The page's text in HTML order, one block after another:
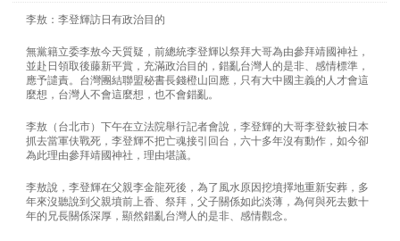
李敖：李登輝訪日有政治目的
無黨籍立委李敖今天質疑，前總統李登輝以祭拜大哥為由參拜靖國神社，
並赴日領取後藤新平賞，充滿政治目的，錯亂台灣人的是非、感情標準，
應予譴責。台灣團結聯盟秘書長錢橙山回應，只有大中國主義的人才會這
麼想，台灣人不會這麼想，也不會錯亂。
李敖（台北市）下午在立法院舉行記者會說，李登輝的大哥李登欽被日本
抓去當軍伕戰死，李登輝不把亡魂接引回台，六十多年沒有動作，如今卻
為此理由參拜靖國神社，理由堪議。
李敖說，李登輝在父親李金龍死後，為了風水原因挖墳擇地重新安葬，多
年來沒聽說到父親墳前上香、祭拜，父子關係如此淡薄，為何與死去數十
年的兄長關係深厚，顯然錯亂台灣人的是非、感情觀念。